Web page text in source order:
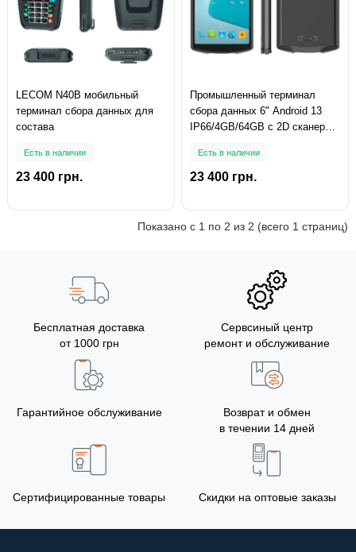
LECOM N40B мобильный
терминал сбора данных для
состава
Есть в наличии
23 400 грн.
Промышленный терминал
сбора данных 6" Android 13
IP66/4GB/64GB с 2D сканером
Есть в наличии
23 400 грн.
Показано с 1 по 2 из 2 (всего 1 страниц)
Бесплатная доставка
от 1000 грн
Сервсиный центр
ремонт и обслуживание
Гарантийное обслуживание
Возврат и обмен
в течении 14 дней
Сертифицированные товары Скидки на оптовые заказы